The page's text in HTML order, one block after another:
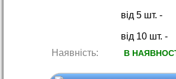
від 5 шт. -
від 10 шт. -
Наявність: В